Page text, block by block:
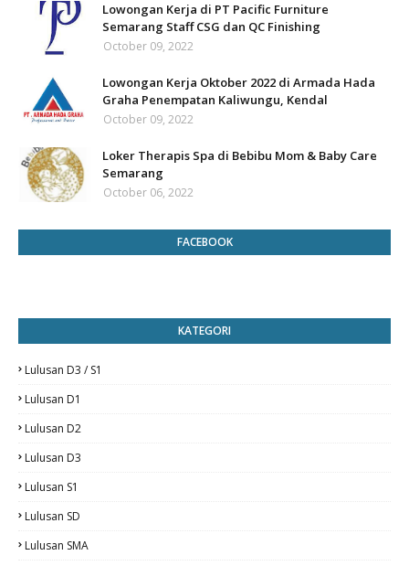
Lowongan Kerja di PT Pacific Furniture
Semarang Staff CSG dan QC Finishing
October 09, 2022
Lowongan Kerja Oktober 2022 di Armada Hada
Graha Penempatan Kaliwungu, Kendal
October 09, 2022
Loker Therapis Spa di Bebibu Mom & Baby Care
Semarang
October 06, 2022
FACEBOOK
KATEGORI
Lulusan D3 / S1
Lulusan D1
Lulusan D2
Lulusan D3
Lulusan S1
Lulusan SD
Lulusan SMA